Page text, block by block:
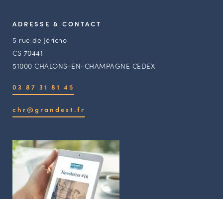
ADRESSE & CONTACT
5 rue de Jéricho
CS 70441
51000 CHALONS-EN-CHAMPAGNE CEDEX
03 87 31 81 45
chr@grandest.fr